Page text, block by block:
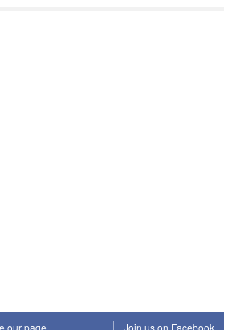
our page Join us on Facebook